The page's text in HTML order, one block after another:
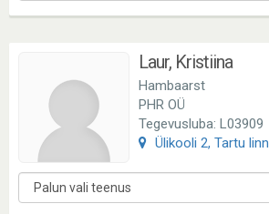
Laur, Kristiina
Hambaarst
PHR OÜ
Tegevusluba: L03909
Ülikooli 2, Tartu linn